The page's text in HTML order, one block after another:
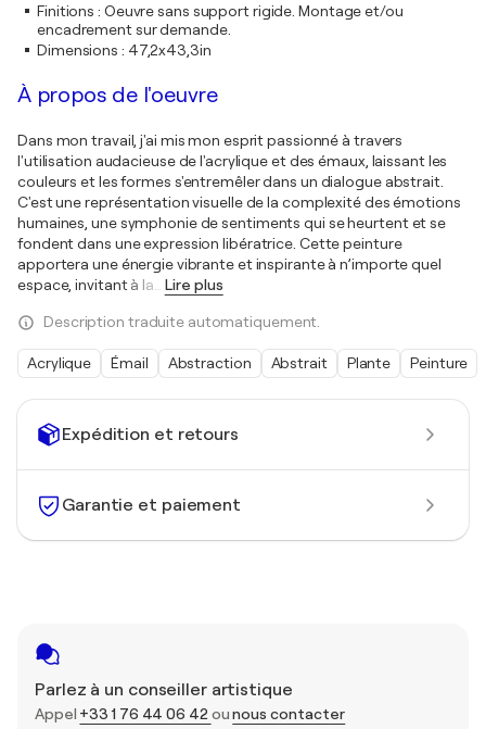
Expédition et retours
Garantie et paiement
Parlez à un conseiller artistique
Appel +33 1 76 44 06 42 ounous contacter
Finitions : Oeuvre sans support rigide. Montage et/ou
encadrement sur demande.
Dimensions : 47,2x43,3in
À propos de l'oeuvre
Dans mon travail, j'ai mis mon esprit passionné à travers
l'utilisation audacieuse de l'acrylique et des émaux, laissant les
couleurs et les formes s'entremêler dans un dialogue abstrait.
C'est une représentation visuelle de la complexité des émotions
humaines, une symphonie de sentiments qui se heurtent et se
fondent dans une expression libératrice. Cette peinture
apportera une énergie vibrante et inspirante à n’importe quel
espace, invitant à la
Lire plus
Description traduite automatiquement.
Acrylique Émail Abstraction Abstrait Plante Peinture